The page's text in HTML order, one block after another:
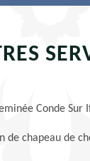
Conde Sur
de chapeau de